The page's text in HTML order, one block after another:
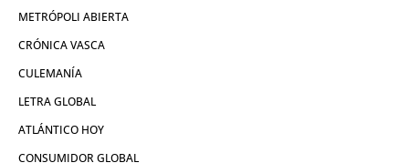
METRÓPOLI ABIERTA
CRÓNICA VASCA
CULEMANÍA
LETRA GLOBAL
ATLÁNTICO HOY
CONSUMIDOR GLOBAL